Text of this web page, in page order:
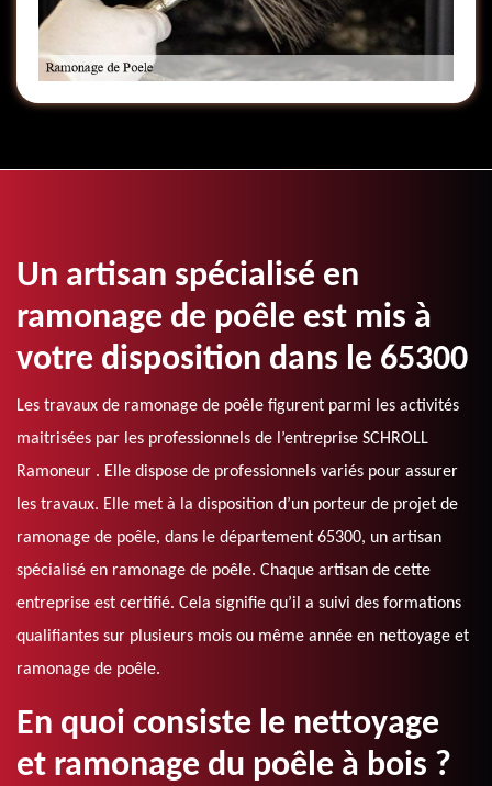
Un artisan spécialisé en
ramonage de poêle est mis à
votre disposition dans le 65300
Les travaux de ramonage de poêle figurent parmi les activités
maitrisées par les professionnels de l’entreprise SCHROLL
Ramoneur . Elle dispose de professionnels variés pour assurer
les travaux. Elle met à la disposition d’un porteur de projet de
ramonage de poêle, dans le département 65300, un artisan
spécialisé en ramonage de poêle. Chaque artisan de cette
entreprise est certifié. Cela signifie qu’il a suivi des formations
qualifiantes sur plusieurs mois ou même année en nettoyage et
ramonage de poêle.
En quoi consiste le nettoyage
et ramonage du poêle à bois ?